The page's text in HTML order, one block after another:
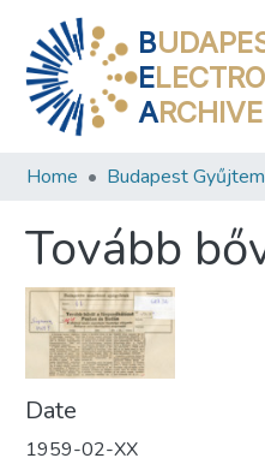
B
E
ARCHIVE
Home Budapest
Tovább
Date
1959-02-XX